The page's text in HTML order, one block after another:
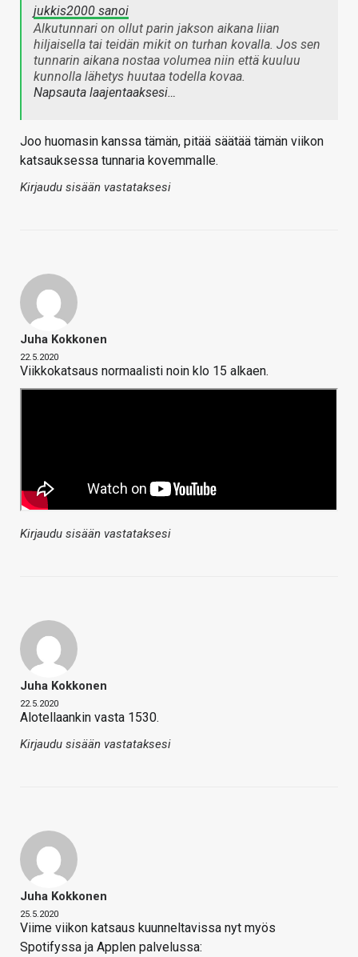
jukkis2000 sanoi
Alkutunnari on ollut parin jakson aikana liian
hiljaisella tai teidän mikit on turhan kovalla. Jos sen
tunnarin aikana nostaa volumea niin että kuuluu
kunnolla lähetys huutaa todella kovaa.
Napsauta laajentaaksesi…
Joo huomasin kanssa tämän, pitää säätää tämän viikon
katsauksessa tunnaria kovemmalle.
Kirjaudu sisään vastataksesi
Juha Kokkonen
22.5.2020
Viikkokatsaus normaalisti noin klo 15 alkaen.
Kirjaudu sisään vastataksesi
Juha Kokkonen
22.5.2020
Alotellaankin vasta 1530.
Kirjaudu sisään vastataksesi
Juha Kokkonen
25.5.2020
Viime viikon katsaus kuunneltavissa nyt myös
Spotifyssa ja Applen palvelussa: